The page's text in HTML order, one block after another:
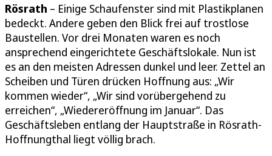
Rösrath – Einige Schaufenster sind mit Plastikplanen
bedeckt. Andere geben den Blick frei auf trostlose
Baustellen. Vor drei Monaten waren es noch
ansprechend eingerichtete Geschäftslokale. Nun ist
es an den meisten Adressen dunkel und leer. Zettel an
Scheiben und Türen drücken Hoffnung aus: „Wir
kommen wieder“, „Wir sind vorübergehend zu
erreichen“, „Wiedereröffnung im Januar“. Das
Geschäftsleben entlang der Hauptstraße in Rösrath-
Hoffnungthal liegt völlig brach.